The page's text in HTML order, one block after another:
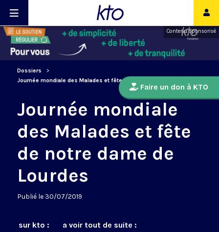
Contenu sponsorisé
Dossiers
Journée mondiale des Malades et fête de notre dame de Lourdes
Faire un don à KTO
Journée mondiale
des Malades et fête
de notre dame de
Lourdes
Publié le 30/07/2019
sur kto : a voir tout de suite :